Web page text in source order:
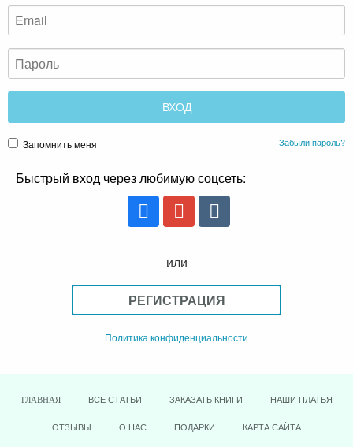
Запомнить меня Забыли пароль?
Быстрый вход через любимую соцсеть:
или
РЕГИСТРАЦИЯ
Политика конфиденциальности
ГЛАВНАЯ ВСЕ СТАТЬИ ЗАКАЗАТЬ КНИГИ НАШИ ПЛАТЬЯ
ОТЗЫВЫ О НАС ПОДАРКИ КАРТА САЙТА